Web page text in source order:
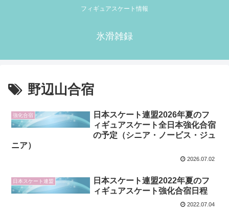
フィギュアスケート情報
氷滑雑録
野辺山合宿
強化合宿
日本スケート連盟2026年夏のフ
ィギュアスケート全日本強化合宿
の予定（シニア・ノービス・ジュ
ニア）
2026.07.02
日本スケート連盟
日本スケート連盟2022年夏のフ
ィギュアスケート強化合宿日程
2022.07.04